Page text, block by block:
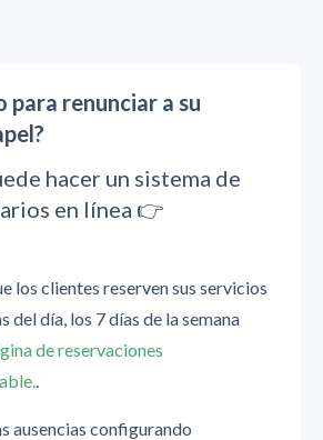
para renunciar a su
hacer un sistema de
en línea 👉
los clientes reserven sus servicios
del día, los 7 días de la semana
de reservaciones
.
ausencias configurando